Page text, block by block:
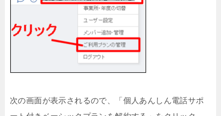
次の画面が表示されるので、「個人あんしん電話サポ